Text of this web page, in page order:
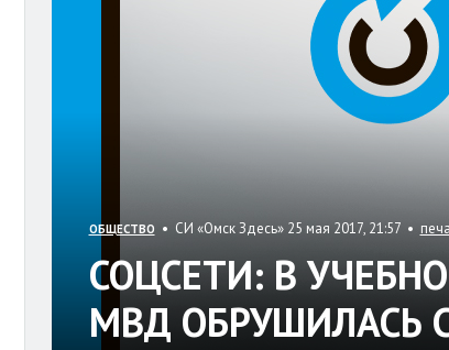
ОБЩЕСТВО • СИ «Омск Здесь» 25 мая 2017, 21:57 •
СОЦСЕТИ: В
МВД ОБРУШИЛАСЬ